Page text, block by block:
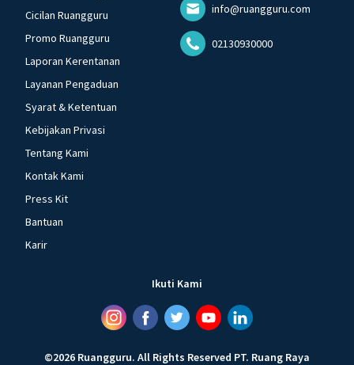
Cicilan Ruangguru
Promo Ruangguru
Laporan Kerentanan
Layanan Pengaduan
Syarat & Ketentuan
Kebijakan Privasi
Tentang Kami
Kontak Kami
Press Kit
Bantuan
Karir
info@ruangguru.com
02130930000
Ikuti Kami
©2026 Ruangguru. All Rights Reserved PT. Ruang Raya